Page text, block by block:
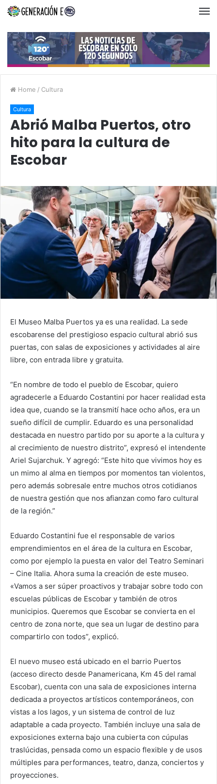
Home / Cultura
Cultura
Abrió Malba Puertos, otro
hito para la cultura de
Escobar
El Museo Malba Puertos ya es una realidad. La sede
escobarense del prestigioso espacio cultural abrió sus
puertas, con salas de exposiciones y actividades al aire
libre, con entrada libre y gratuita.
“En nombre de todo el pueblo de Escobar, quiero
agradecerle a Eduardo Costantini por hacer realidad esta
idea que, cuando se la transmití hace ocho años, era un
sueño difícil de cumplir. Eduardo es una personalidad
destacada en nuestro partido por su aporte a la cultura y
al crecimiento de nuestro distrito”, expresó el intendente
Ariel Sujarchuk. Y agregó: “Este hito que vivimos hoy es
un mimo al alma en tiempos por momentos tan violentos,
pero además sobresale entre muchos otros cotidianos
de nuestra gestión que nos afianzan como faro cultural
de la región.”
Eduardo Costantini fue el responsable de varios
emprendimientos en el área de la cultura en Escobar,
como por ejemplo la puesta en valor del Teatro Seminari
– Cine Italia. Ahora suma la creación de este museo.
«Vamos a ser súper proactivos y trabajar sobre todo con
escuelas públicas de Escobar y también de otros
municipios. Queremos que Escobar se convierta en el
centro de zona norte, que sea un lugar de destino para
compartirlo con todos”, explicó.
El nuevo museo está ubicado en el barrio Puertos
(acceso directo desde Panamericana, Km 45 del ramal
Escobar), cuenta con una sala de exposiciones interna
dedicada a proyectos artísticos contemporáneos, con
vistas a los lagos, y un sistema de control de luz
adaptable a cada proyecto. También incluye una sala de
exposiciones externa bajo una cubierta con cúpulas
traslúcidas, pensada como un espacio flexible y de usos
múltiples para performances, teatro, danza, conciertos y
proyecciones.